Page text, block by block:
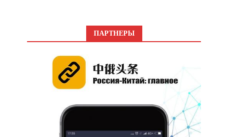
ПАРТНЕРЫ